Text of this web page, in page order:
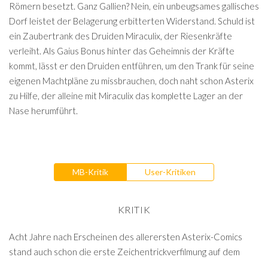
Römern besetzt. Ganz Gallien? Nein, ein unbeugsames gallisches
Dorf leistet der Belagerung erbitterten Widerstand. Schuld ist
ein Zaubertrank des Druiden Miraculix, der Riesenkräfte
verleiht. Als Gaius Bonus hinter das Geheimnis der Kräfte
kommt, lässt er den Druiden entführen, um den Trank für seine
eigenen Machtpläne zu missbrauchen, doch naht schon Asterix
zu Hilfe, der alleine mit Miraculix das komplette Lager an der
Nase herumführt.
MB-Kritik User-Kritiken
KRITIK
Acht Jahre nach Erscheinen des allerersten Asterix-Comics
stand auch schon die erste Zeichentrickverfilmung auf dem